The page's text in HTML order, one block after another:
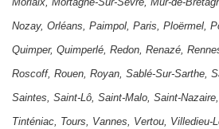
Nozay, Orléans, Paimpol, Paris, Ploërmel,
Quimper, Quimperlé, Redon, Renazé,
Roscoff, Rouen, Royan, Sablé-Sur-Sarthe,
Saintes, Saint-Lô, Saint-Malo, Saint-Nazaire,
Tinténiac, Tours, Vannes, Vertou, Villedieu-